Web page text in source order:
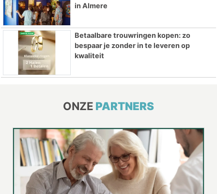
in Almere
Betaalbare trouwringen kopen: zo
bespaar je zonder in te leveren op
kwaliteit
ONZE PARTNERS